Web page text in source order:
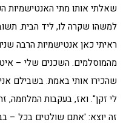
שאלתי אותו מתי האנטישמיות
למשהו שקרה לו, ליד הבית.
ראיתי כאן אנטישמיות הרבה
מהמוסלמים. השכנים שלי –
שהכירו אותי באמת. בשבילם
לי זקן". ואז, בעקבות המלחמה,
זה יוצא: 'אתם שולטים בכל –